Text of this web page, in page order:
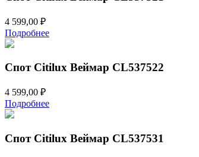
4 599,00 ₽
Подробнее
Спот Citilux Веймар CL537522
4 599,00 ₽
Подробнее
Спот Citilux Веймар CL537531